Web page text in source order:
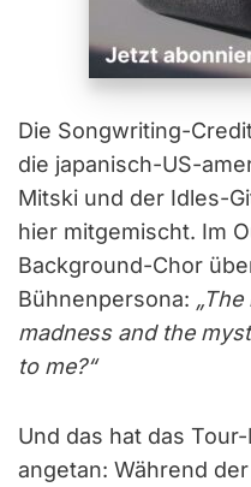
Die Songwriting-
die japanisch-US-
Mitski und der Idles-
hier mitgemischt. Im
Background-Chor
Bühnenpersona:
madness and the
to me?“
Und das hat das
angetan: Während